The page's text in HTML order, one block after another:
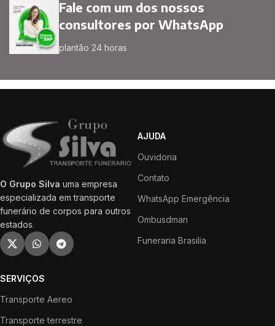
Fale com um dos nossos
consultores por WhatsApp
plantão 24 horas
O Grupo Silva uma empresa
especializada em transporte
funerário de corpos para outros
estados.
AJUDA
Ouvidoria
Contato
WhatsApp Emergência
Ombusdman
Funeraria Brasilia
SERVIÇOS
Transporte Aereo
Transporte terrestre